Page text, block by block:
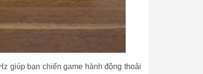
giúp bạn chiến game hành động thoải